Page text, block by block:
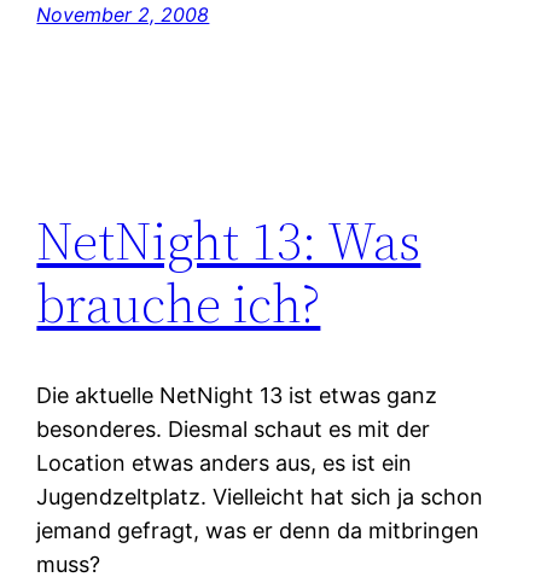
November 2, 2008
NetNight 13: Was
brauche ich?
Die aktuelle NetNight 13 ist etwas ganz
besonderes. Diesmal schaut es mit der
Location etwas anders aus, es ist ein
Jugendzeltplatz. Vielleicht hat sich ja schon
jemand gefragt, was er denn da mitbringen
muss?